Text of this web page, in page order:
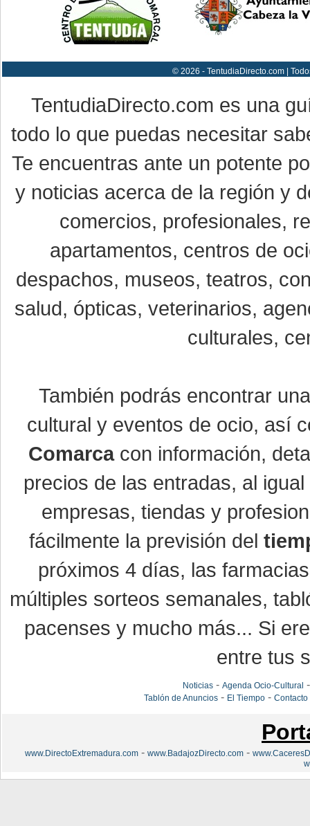
© 2026 - TentudiaDirecto.com |
TentudiaDirecto.com es una
todo lo que puedas necesitar
Te encuentras ante un potente
y noticias acerca de la región y
comercios, profesionales,
apartamentos, centros de
despachos, museos, teatros,
salud, ópticas, veterinarios,
culturales,
También podrás encontrar
cultural y eventos de ocio, así
Comarcacon información,
precios de las entradas, al
empresas, tiendas y
fácilmente la previsión del
próximos 4 días, las
múltiples sorteos semanales,
pacenses y mucho más... Si
entre tus
Noticias- Agenda Ocio-Cultural
Tablón de Anuncios- El Tiempo- Contacto
www.DirectoExtremadura.com - www.BadajozDirecto.com -